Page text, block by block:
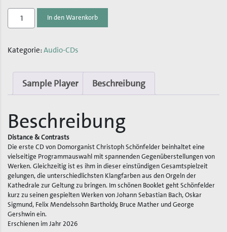
«Musik
der
VI
In den Warenkorb
Kategorie:Audio-CDs
Sample Player Beschreibung
Beschreibung
Distance & Contrasts
Die erste CD von Domorganist Christoph Schönfelder beinhaltet eine
vielseitige Programmauswahl mit spannenden Gegenüberstellungen von
Werken. Gleichzeitig ist es ihm in dieser einstündigen Gesamtspielzeit
gelungen, die unterschiedlichsten Klangfarben aus den Orgeln der
Kathedrale zur Geltung zu bringen. Im schönen Booklet geht Schönfelder
kurz zu seinen gespielten Werken von Johann Sebastian Bach, Oskar
Sigmund, Felix Mendelssohn Bartholdy, Bruce Mather und George
Gershwin ein.
Erschienen im Jahr 2026